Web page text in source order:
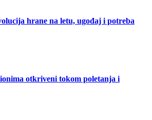
hrane na letu, ugođaj i potreba
otkriveni tokom poletanja i